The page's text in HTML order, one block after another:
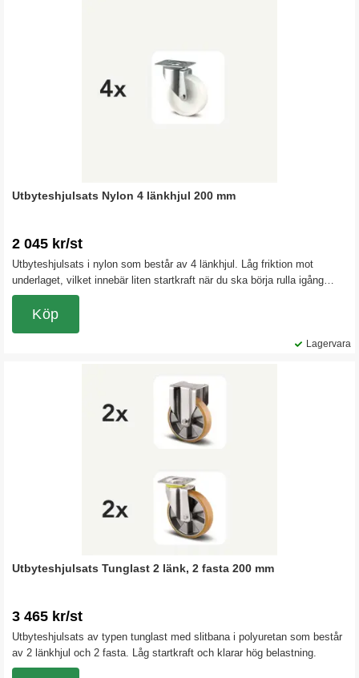
Utbyteshjulsats Nylon 4 länkhjul 200 mm
2 045 kr/st
Utbyteshjulsats i nylon som består av 4 länkhjul. Låg friktion mot
underlaget, vilket innebär liten startkraft när du ska börja rulla igång
vagnen.
Lagervara
Köp
Utbyteshjulsats Tunglast 2 länk, 2 fasta 200 mm
3 465 kr/st
Utbyteshjulsats av typen tunglast med slitbana i polyuretan som består
av 2 länkhjul och 2 fasta. Låg startkraft och klarar hög belastning.